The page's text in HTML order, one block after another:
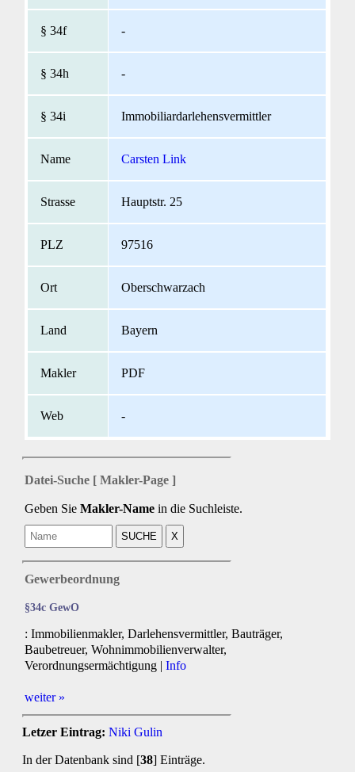
-
-
Immobiliardarlehensvermittler
Carsten Link
Hauptstr. 25
97516
Oberschwarzach
Bayern
PDF
-
Datei-Suche [ Makler-Page ]
Geben Sie Makler-Name in die Suchleiste.
Gewerbeordnung
§34c GewO
: Immobilienmakler, Darlehensvermittler, Bauträger,
Baubetreuer, Wohnimmobilienverwalter,
Verordnungsermächtigung | Info
weiter »
Letzer Eintrag: Niki Gulin
In der Datenbank sind [38] Einträge.